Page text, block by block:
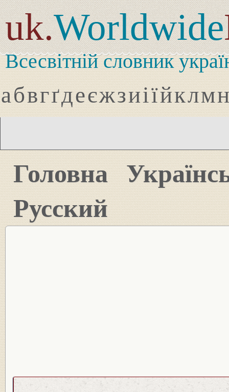
uk.Worldwide
Всесвітній словник
абвгґдеєжзиіїйклмн
Головна
Русский